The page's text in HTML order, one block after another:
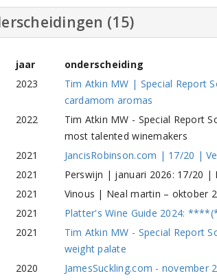
(15)
jaar
onderscheiding
2023
Tim Atkin MW | Special Report
cardamom aromas
2022
Tim Atkin MW - Special Report
most talented winemakers
2021
JancisRobinson.com | 17/20 |
2021
Perswijn | januari 2026: 17/20 |
2021
Vinous | Neal martin – oktober
2021
Platter's Wine Guide 2024:
2021
Tim Atkin MW - Special Report
weight palate
2020
JamesSuckling.com -